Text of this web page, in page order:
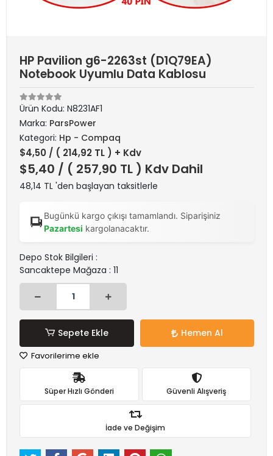
HP Pavilion g6-2263st (D1Q79EA)
Notebook Uyumlu Data Kablosu
Ürün Kodu: N8231AF1
Marka: ParsPower
Kategori: Hp - Compaq
$4,50 / ( 214,92 TL ) + Kdv
$5,40 / ( 257,90 TL ) Kdv Dahil
48,14 TL 'den başlayan taksitlerle
Bugünkü kargo çıkışı tamamlandı. Siparişiniz
Pazartesi kargolanacaktır.
Depo Stok Bilgileri :
Sancaktepe Mağaza : 11
Sepete Ekle Hemen Al
Favorilerime ekle
Süper Hızlı Gönderi Güvenli Alışveriş
İade ve Değişim